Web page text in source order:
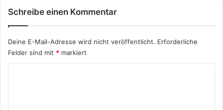
Schreibe einen Kommentar
Deine E-Mail-Adresse wird nicht veröffentlicht. Erforderliche
Felder sind mit * markiert